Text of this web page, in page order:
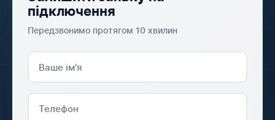
підключення
Передзвонимо протягом 10 хвилин